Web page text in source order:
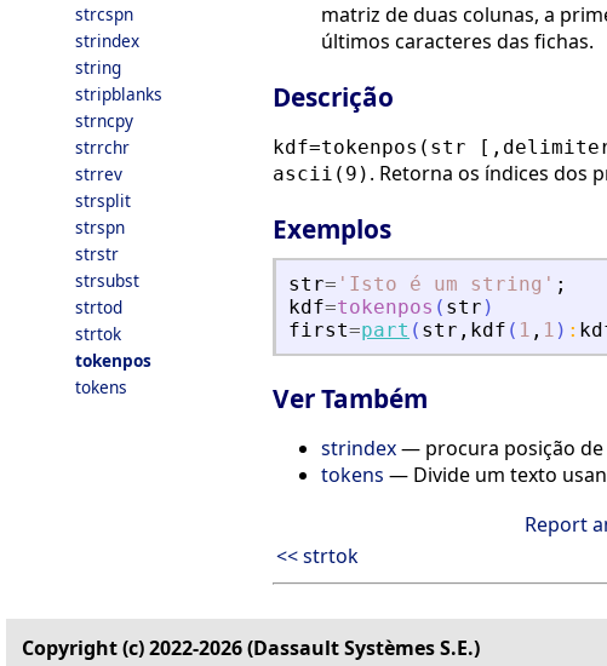
strcspn
strindex
string
stripblanks
strncpy
strrchr
strrev
strsplit
strspn
strstr
strsubst
strtod
strtok
tokenpos
tokens
matriz de duas colunas, a
últimos caracteres das fichas.
Descrição
kdf=tokenpos(str
ascii(9) . Retorna os índices dos
Exemplos
str= ' Isto é um string ' ;
kdf=tokenpos ( str )
first=part ( str , kdf ( 1 , 1 ) :
Ver Também
strindex— procura posição
tokens — Divide um texto
Report
<< strtok
Copyright (c) 2022-2026 (Dassault Systèmes S.E.)